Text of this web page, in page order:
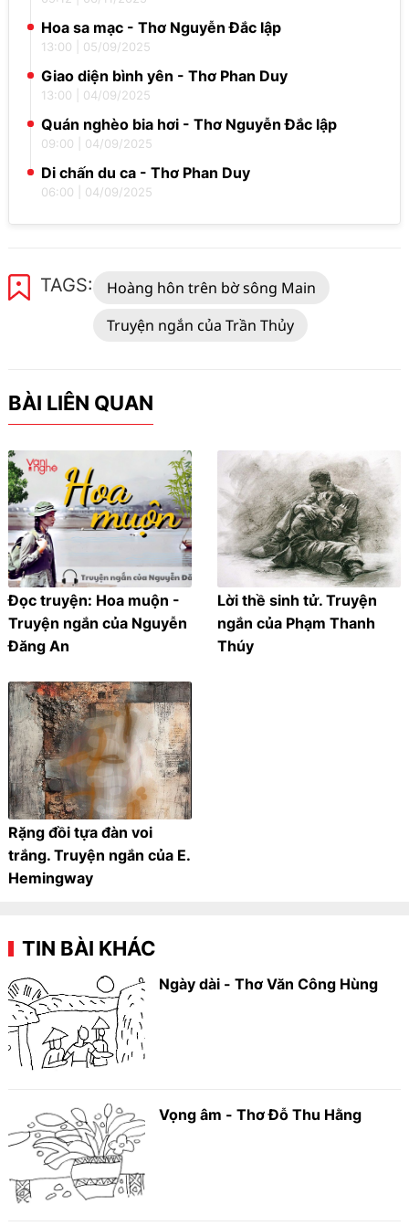
Hoa sa mạc - Thơ Nguyễn Đắc lập
13:00 05/09/2025
Giao diện bình yên - Thơ Phan Duy
13:00 04/09/2025
Quán nghèo bia hơi - Thơ Nguyễn Đắc lập
09:00 04/09/2025
Di chấn du ca - Thơ Phan Duy
06:00 04/09/2025
TAGS:
Hoàng hôn trên bờ sông Main
Truyện ngắn của Trần Thủy
BÀI LIÊN QUAN
Đọc truyện: Hoa muộn -
Truyện ngắn của Nguyễn
Đăng An
Lời thề sinh tử. Truyện
ngắn của Phạm Thanh
Thúy
Rặng đồi tựa đàn voi
trắng. Truyện ngắn của E.
Hemingway
TIN BÀI KHÁC
Ngày dài - Thơ Văn Công Hùng
Vọng âm - Thơ Đỗ Thu Hằng